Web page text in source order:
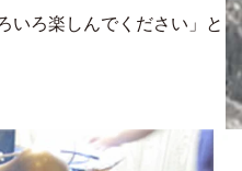
いろ楽しんでください」と